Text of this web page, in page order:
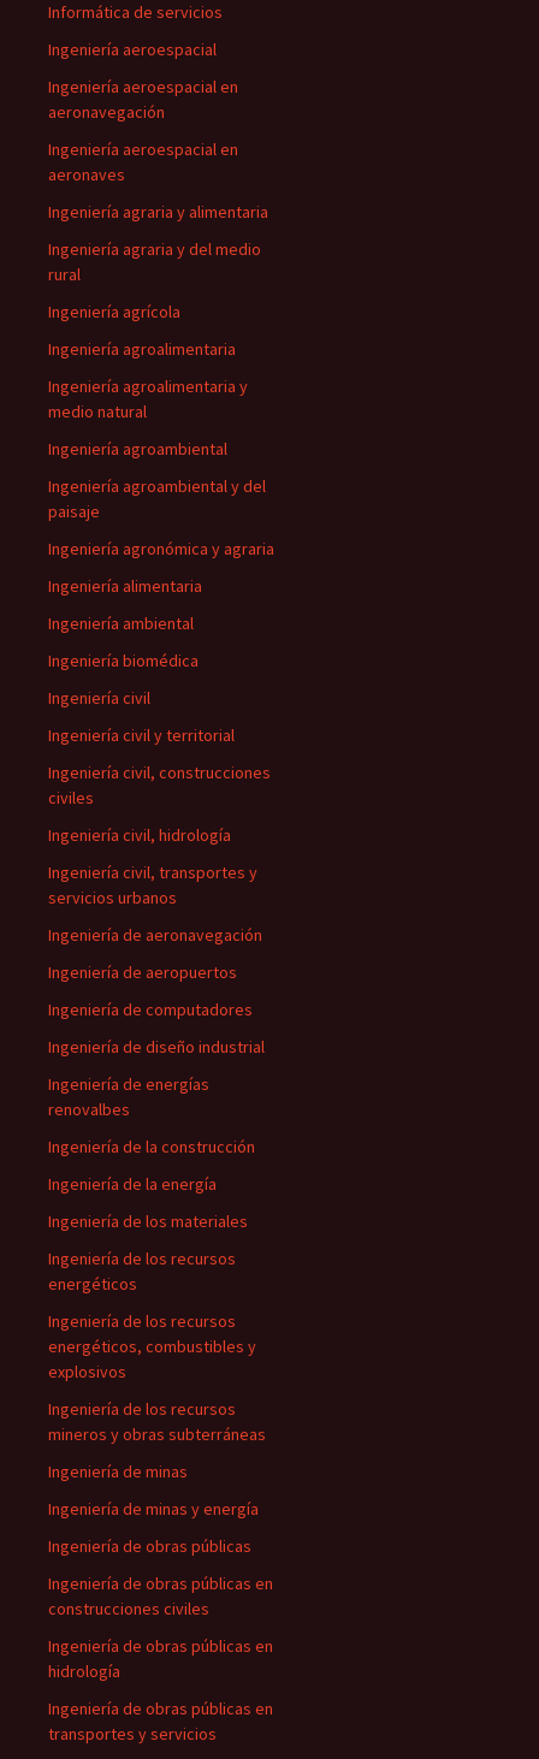
Informática de servicios
Ingeniería aeroespacial
Ingeniería aeroespacial en
aeronavegación
Ingeniería aeroespacial en
aeronaves
Ingeniería agraria y alimentaria
Ingeniería agraria y del medio
rural
Ingeniería agrícola
Ingeniería agroalimentaria
Ingeniería agroalimentaria y
medio natural
Ingeniería agroambiental
Ingeniería agroambiental y del
paisaje
Ingeniería agronómica y agraria
Ingeniería alimentaria
Ingeniería ambiental
Ingeniería biomédica
Ingeniería civil
Ingeniería civil y territorial
Ingeniería civil, construcciones
civiles
Ingeniería civil, hidrología
Ingeniería civil, transportes y
servicios urbanos
Ingeniería de aeronavegación
Ingeniería de aeropuertos
Ingeniería de computadores
Ingeniería de diseño industrial
Ingeniería de energías
renovalbes
Ingeniería de la construcción
Ingeniería de la energía
Ingeniería de los materiales
Ingeniería de los recursos
energéticos
Ingeniería de los recursos
energéticos, combustibles y
explosivos
Ingeniería de los recursos
mineros y obras subterráneas
Ingeniería de minas
Ingeniería de minas y energía
Ingeniería de obras públicas
Ingeniería de obras públicas en
construcciones civiles
Ingeniería de obras públicas en
hidrología
Ingeniería de obras públicas en
transportes y servicios